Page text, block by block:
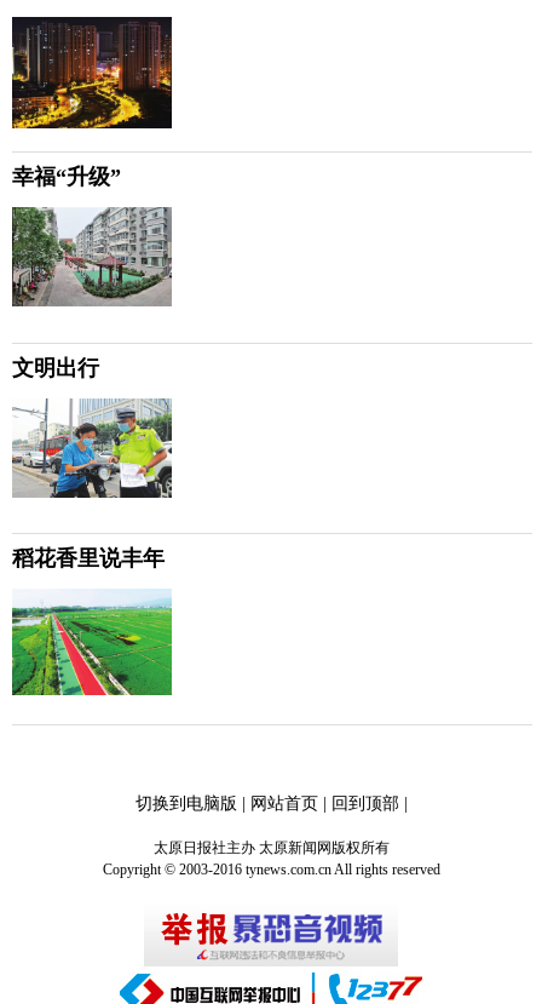
幸福“升级”
文明出行
稻花香里说丰年
切换到电脑版 | 网站首页| 回到顶部|
太原日报社主办 太原新闻网版权所有
Copyright © 2003-2016 tynews.com.cn All rights reserved